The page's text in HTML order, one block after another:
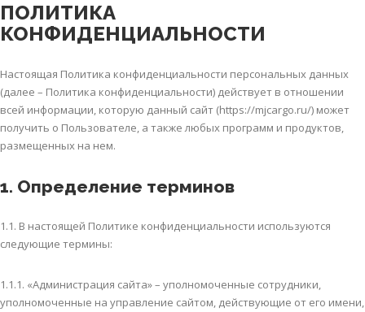
ПОЛИТИКА
КОНФИДЕНЦИАЛЬНОСТИ
Настоящая Политика конфиденциальности персональных данных
(далее – Политика конфиденциальности) действует в отношении
всей информации, которую данный сайт (https://mjcargo.ru/) может
получить о Пользователе, а также любых программ и продуктов,
размещенных на нем.
1. Определение терминов
1.1. В настоящей Политике конфиденциальности используются
следующие термины:
1.1.1. «Администрация сайта» – уполномоченные сотрудники,
уполномоченные на управление сайтом, действующие от его имени,